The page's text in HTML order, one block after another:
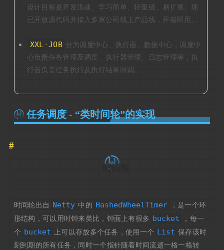
设计目标是开发迅速、学习简单、轻量级、易扩展。现
已开放源代码并接入多家公司线上产品线，开箱即用。
XXL-JOB 分为调度中心、执行器、数据中心，调度中
心负责任务管理及调度、执行器管理、日志管理等，执
行器负责任务执行及执行结果回调。
任务调度 - “类时间轮”的实现
时间轮
时间轮出自 Netty 中的 HashedWheelTimer
，是一个环
形结构，可以用时钟来类比，钟面上有很多 bucket
，每一
个 bucket 上可以存放多个任务，使用一个 List 保存该时
刻到期的所有任务，同时一个指针随着时间流逝一格一格转